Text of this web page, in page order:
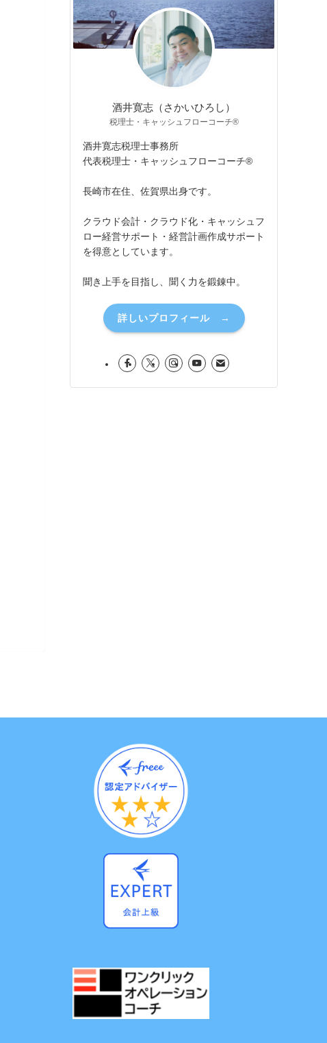
酒井寛志（さかいひろし）
税理士・キャッシュフローコーチ®
酒井寛志税理士事務所
代表税理士・キャッシュフローコーチ®
長崎市在住、佐賀県出身です。
クラウド会計・クラウド化・キャッシュフ
ロー経営サポート・経営計画作成サポート
を得意としています。
聞き上手を目指し、聞く力を鍛錬中。
詳しいプロフィール →